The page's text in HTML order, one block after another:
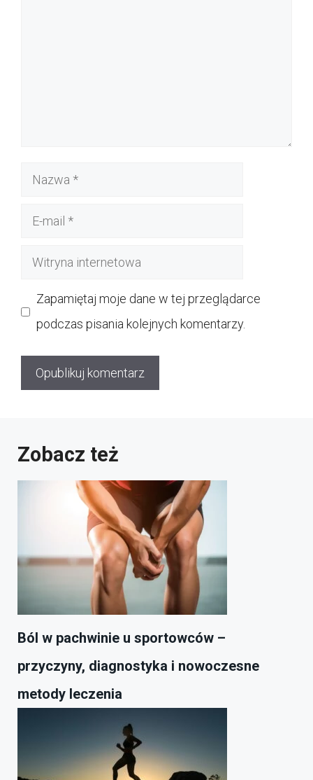
Nazwa
Witryna
Zapamiętaj moje dane w tej przeglądarce
podczas pisania kolejnych komentarzy.
Zobacz też
Ból w pachwinie u sportowców –
przyczyny, diagnostyka i nowoczesne
metody leczenia